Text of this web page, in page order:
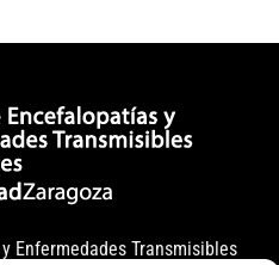
Enfermedades Transmisibles